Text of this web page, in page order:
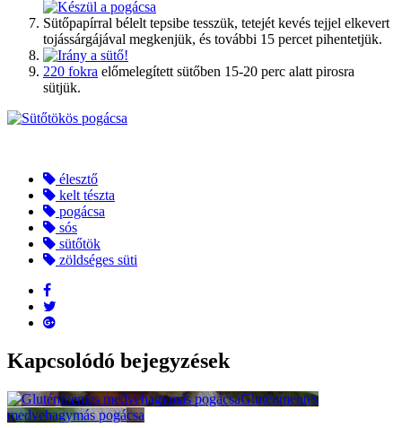
Sütőpapírral bélelt tepsibe tesszük, tetejét kevés tejjel elkevert
tojássárgájával megkenjük, és további 15 percet pihentetjük.
220 fokra előmelegített sütőben 15-20 perc alatt pirosra
sütjük.
élesztő
kelt tészta
pogácsa
sós
sütőtök
zöldséges süti
Kapcsolódó bejegyzések
Gluténmentes
medvehagymás pogácsa